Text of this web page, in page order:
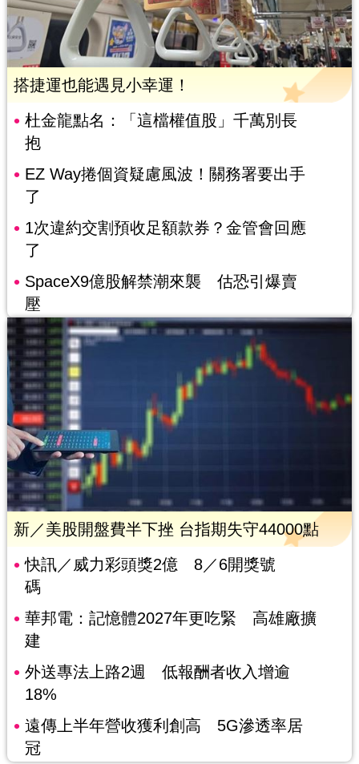
搭捷運也能遇見小幸運！
杜金龍點名：「這檔權值股」千萬別長
抱
EZ Way捲個資疑慮風波！關務署要出手
了
1次違約交割預收足額款券？金管會回應
了
SpaceX9億股解禁潮來襲 估恐引爆賣
壓
新／美股開盤費半下挫 台指期失守44000點
快訊／威力彩頭獎2億 8／6開獎號
碼
華邦電：記憶體2027年更吃緊 高雄廠擴
建
外送專法上路2週 低報酬者收入增逾
18%
遠傳上半年營收獲利創高 5G滲透率居
冠